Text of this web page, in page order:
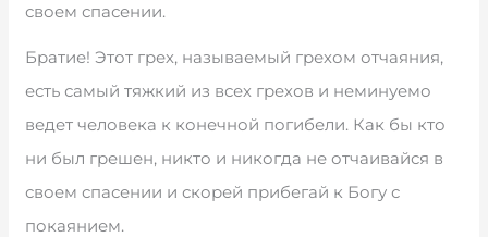
своем спасении.
Братие! Этот грех, называемый грехом отчаяния,
есть самый тяжкий из всех грехов и неминуемо
ведет человека к конечной погибели. Как бы кто
ни был грешен, никто и никогда не отчаивайся в
своем спасении и скорей прибегай к Богу с
покаянием.